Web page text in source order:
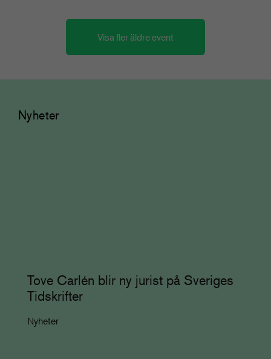
Visa fler äldre event
Nyheter
Tove Carlén blir ny jurist på Sveriges
Tidskrifter
Nyheter